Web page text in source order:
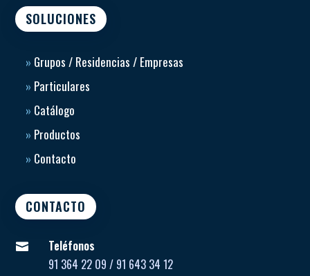
SOLUCIONES
» Grupos / Residencias / Empresas
» Particulares
» Catálogo
» Productos
» Contacto
CONTACTO

Teléfonos
91 364 22 09 / 91 643 34 12